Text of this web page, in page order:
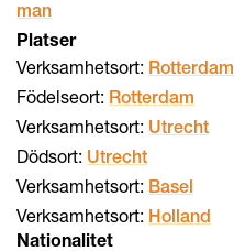
man
Platser
Verksamhetsort: Rotterdam
Födelseort: Rotterdam
Verksamhetsort: Utrecht
Dödsort: Utrecht
Verksamhetsort: Basel
Verksamhetsort: Holland
Nationalitet